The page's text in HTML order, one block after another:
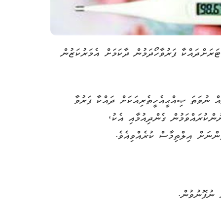
ފަރުވާހޯދަމުން ދާކަމަށް އެމަރުކަޒުން
ނުވަތަ ޞިއްޙީއެހީތެރިއަކަށް ދައްކާ ފަރުވާ
ގެންދިއުމާއި އެކު،
އިލްތިމާސް ކުރެއްވިއެވެ.